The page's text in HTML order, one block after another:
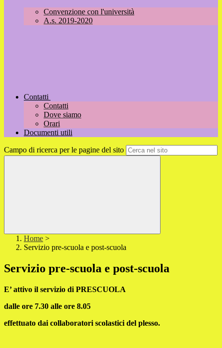
Convenzione con l'università
A.s. 2019-2020
Contatti
Contatti
Dove siamo
Orari
Documenti utili
Campo di ricerca per le pagine del sito
Home >
Servizio pre-scuola e post-scuola
Servizio pre-scuola e post-scuola
E’ attivo il servizio di PRESCUOLA
dalle ore 7.30 alle ore 8.05
effettuato dai collaboratori scolastici del plesso.